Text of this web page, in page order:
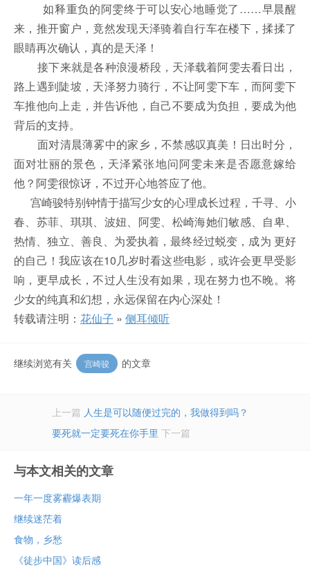
如释重负的阿雯终于可以安心地睡觉了……早晨醒
来，推开窗户，竟然发现天泽骑着自行车在楼下，揉揉了
眼睛再次确认，真的是天泽！
接下来就是各种浪漫桥段，天泽载着阿雯去看日出，
路上遇到陡坡，天泽努力骑行，不让阿雯下车，而阿雯下
车推他向上走，并告诉他，自己不要成为负担，要成为他
背后的支持。
面对清晨薄雾中的家乡，不禁感叹真美！日出时分，
面对壮丽的景色，天泽紧张地问阿雯未来是否愿意嫁给
他？阿雯很惊讶，不过开心地答应了他。
宫崎骏特别钟情于描写少女的心理成长过程，千寻、小
春、苏菲、琪琪、波妞、阿雯、松崎海她们敏感、自卑、
热情、独立、善良、为爱执着，最终经过蜕变，成为 更好
的自己！我应该在10几岁时看这些电影，或许会更早受影
响，更早成长，不过人生没有如果，现在努力也不晚。将
少女的纯真和幻想，永远保留在内心深处！
转载请注明： 花仙子 » 侧耳倾听
继续浏览有关 宫崎骏 的文章
上一篇 人生是可以随便过完的，我做得到吗？
要死就一定要死在你手里 下一篇
与本文相关的文章
一年一度雾霾爆表期
继续迷茫着
食物，乡愁
《徒步中国》读后感